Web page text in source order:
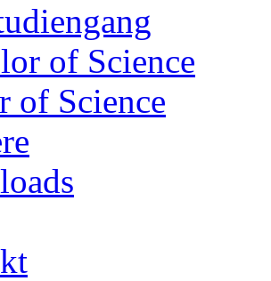
of Science
of Science